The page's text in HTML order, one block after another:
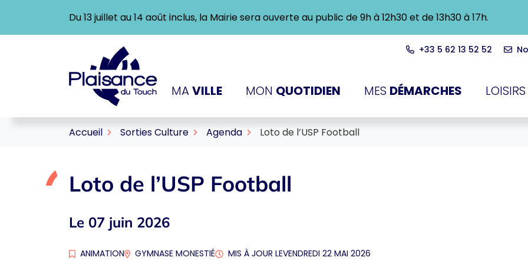
contenu
Du 13 juillet au 14 août inclus, la Mairie sera ouverte au public de 9h à 12h30 et de 13h30 à 17h.
+33 5 62 13 52 52
Logo Ville de Plaisance-du-Touch
MAVILLE MON QUOTIDIEN MES DÉMARCHES LOISIRS
Accueil Sorties Culture Agenda Loto de l’USP Football
Loto de l’USP Football
Le 07 juin 2026
ANIMATION GYMNASE MONESTIÉ MIS À JOUR LEVENDREDI 22 MAI 2026